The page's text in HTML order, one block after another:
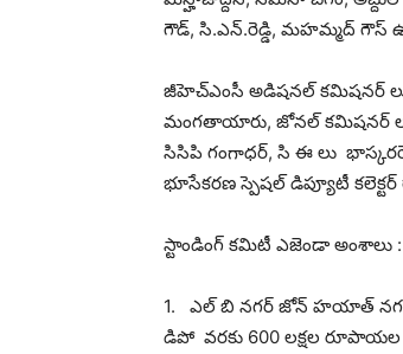
గౌడ్, సి.ఎన్.రెడ్డి, మహమ్మద్ గౌస్
జీహెచ్ఎంసీ అడిషనల్ కమిషనర్
మంగతాయారు, జోనల్ కమిషనర్
సిసిపి గంగాధర్, సి ఈ లు
భూసేకరణ స్పెషల్ డిప్యూటీ
స్టాండింగ్ కమిటీ ఎజెండా అంశాలు :
1. ఎల్ బి నగర్ జోన్ హయాత్ నగర్
డిపో వరకు 600 లక్షల